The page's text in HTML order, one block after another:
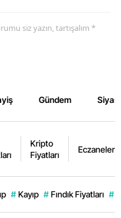
siz yazın, tartışalım *
Gündem
Kripto
Fiyatları
Eczaneler
# Kayıp # Fındık Fiyatları #